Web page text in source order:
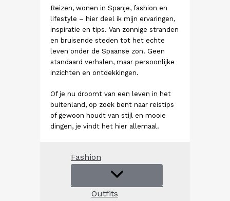
Reizen, wonen in Spanje, fashion en
lifestyle – hier deel ik mijn ervaringen,
inspiratie en tips. Van zonnige stranden
en bruisende steden tot het echte
leven onder de Spaanse zon. Geen
standaard verhalen, maar persoonlijke
inzichten en ontdekkingen.
Of je nu droomt van een leven in het
buitenland, op zoek bent naar reistips
of gewoon houdt van stijl en mooie
dingen, je vindt het hier allemaal.
Fashion
Outfits